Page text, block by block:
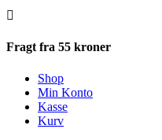

Fragt fra 55 kroner
Shop
Min Konto
Kasse
Kurv